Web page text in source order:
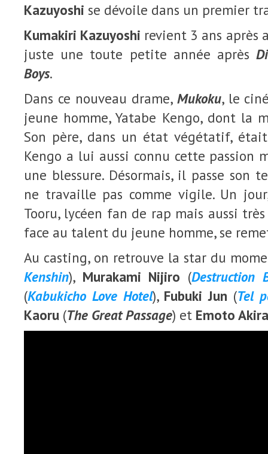
Kazuyoshi se dévoile dans un premier
Kumakiri Kazuyoshi revient 3 ans après
juste une toute petite année après
Boys.
Dans ce nouveau drame, Mukoku, le
jeune homme, Yatabe Kengo, dont la
Son père, dans un état végétatif,
Kengo a lui aussi connu cette passion
une blessure. Désormais, il passe son
ne travaille pas comme vigile. Un
Tooru, lycéen fan de rap mais aussi
face au talent du jeune homme, se
Au casting, on retrouve la star du
Kenshin), Murakami Nijiro (Destruction
(Kabukicho Love Hotel), Fubuki Jun (Tel
Kaoru (The Great Passage) et Emoto Akira